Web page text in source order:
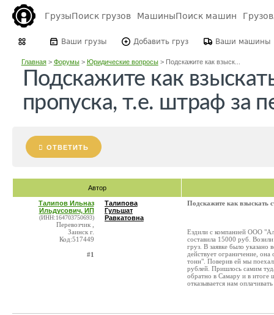
ГрузыПоиск грузов МашиныПоиск машин
Ваши грузы Добавить груз Ваши машины
Главная> Форумы> Юридические вопросы> Подскажите как взыск...
Подскажите как
пропуска, т.е. штраф за
ОТВЕТИТЬ
Автор
Талипов Ильназ
Ильдусович, ИП
(ИНН:164703750693)
Перевозчик ,
Заинск г.
Код:517449
#1
Талипова
Гульшат
Равкатовна
Подскажите как взыскать
Ездили с компанией ООО
составила 15000 руб.
груз. В заявке было указано
действует ограничение,
тонн". Поверив ей мы
рублей. Пришлось самим
обратно в Самару и в
отказывается нам